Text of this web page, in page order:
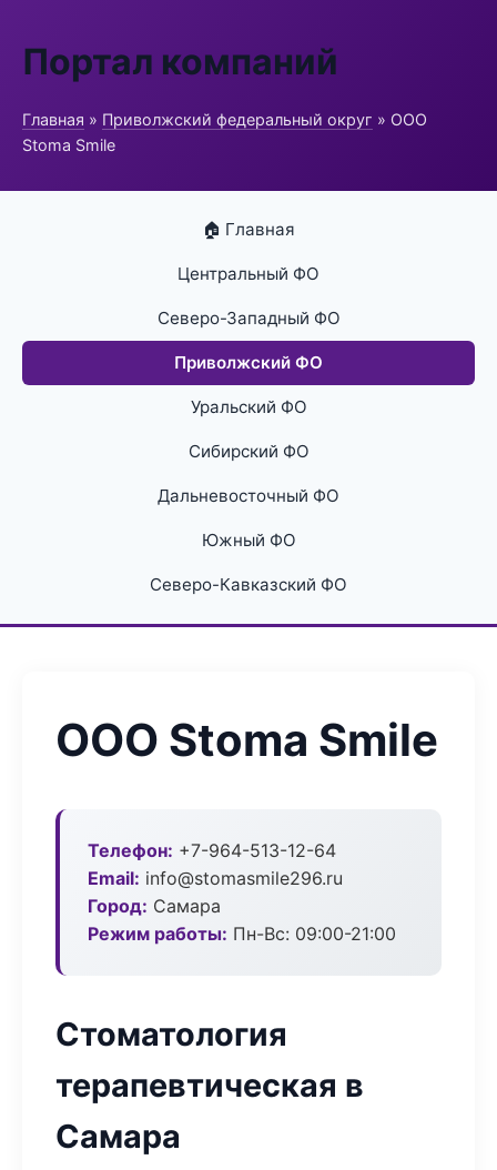
Портал компаний
Главная » Приволжский федеральный округ » ООО
Stoma Smile
🏠 Главная
Центральный ФО
Северо-Западный ФО
Приволжский ФО
Уральский ФО
Сибирский ФО
Дальневосточный ФО
Южный ФО
Северо-Кавказский ФО
ООО Stoma Smile
Телефон: +7-964-513-12-64
Email: info@stomasmile296.ru
Город: Самара
Режим работы: Пн-Вс: 09:00-21:00
Стоматология
терапевтическая в
Самара